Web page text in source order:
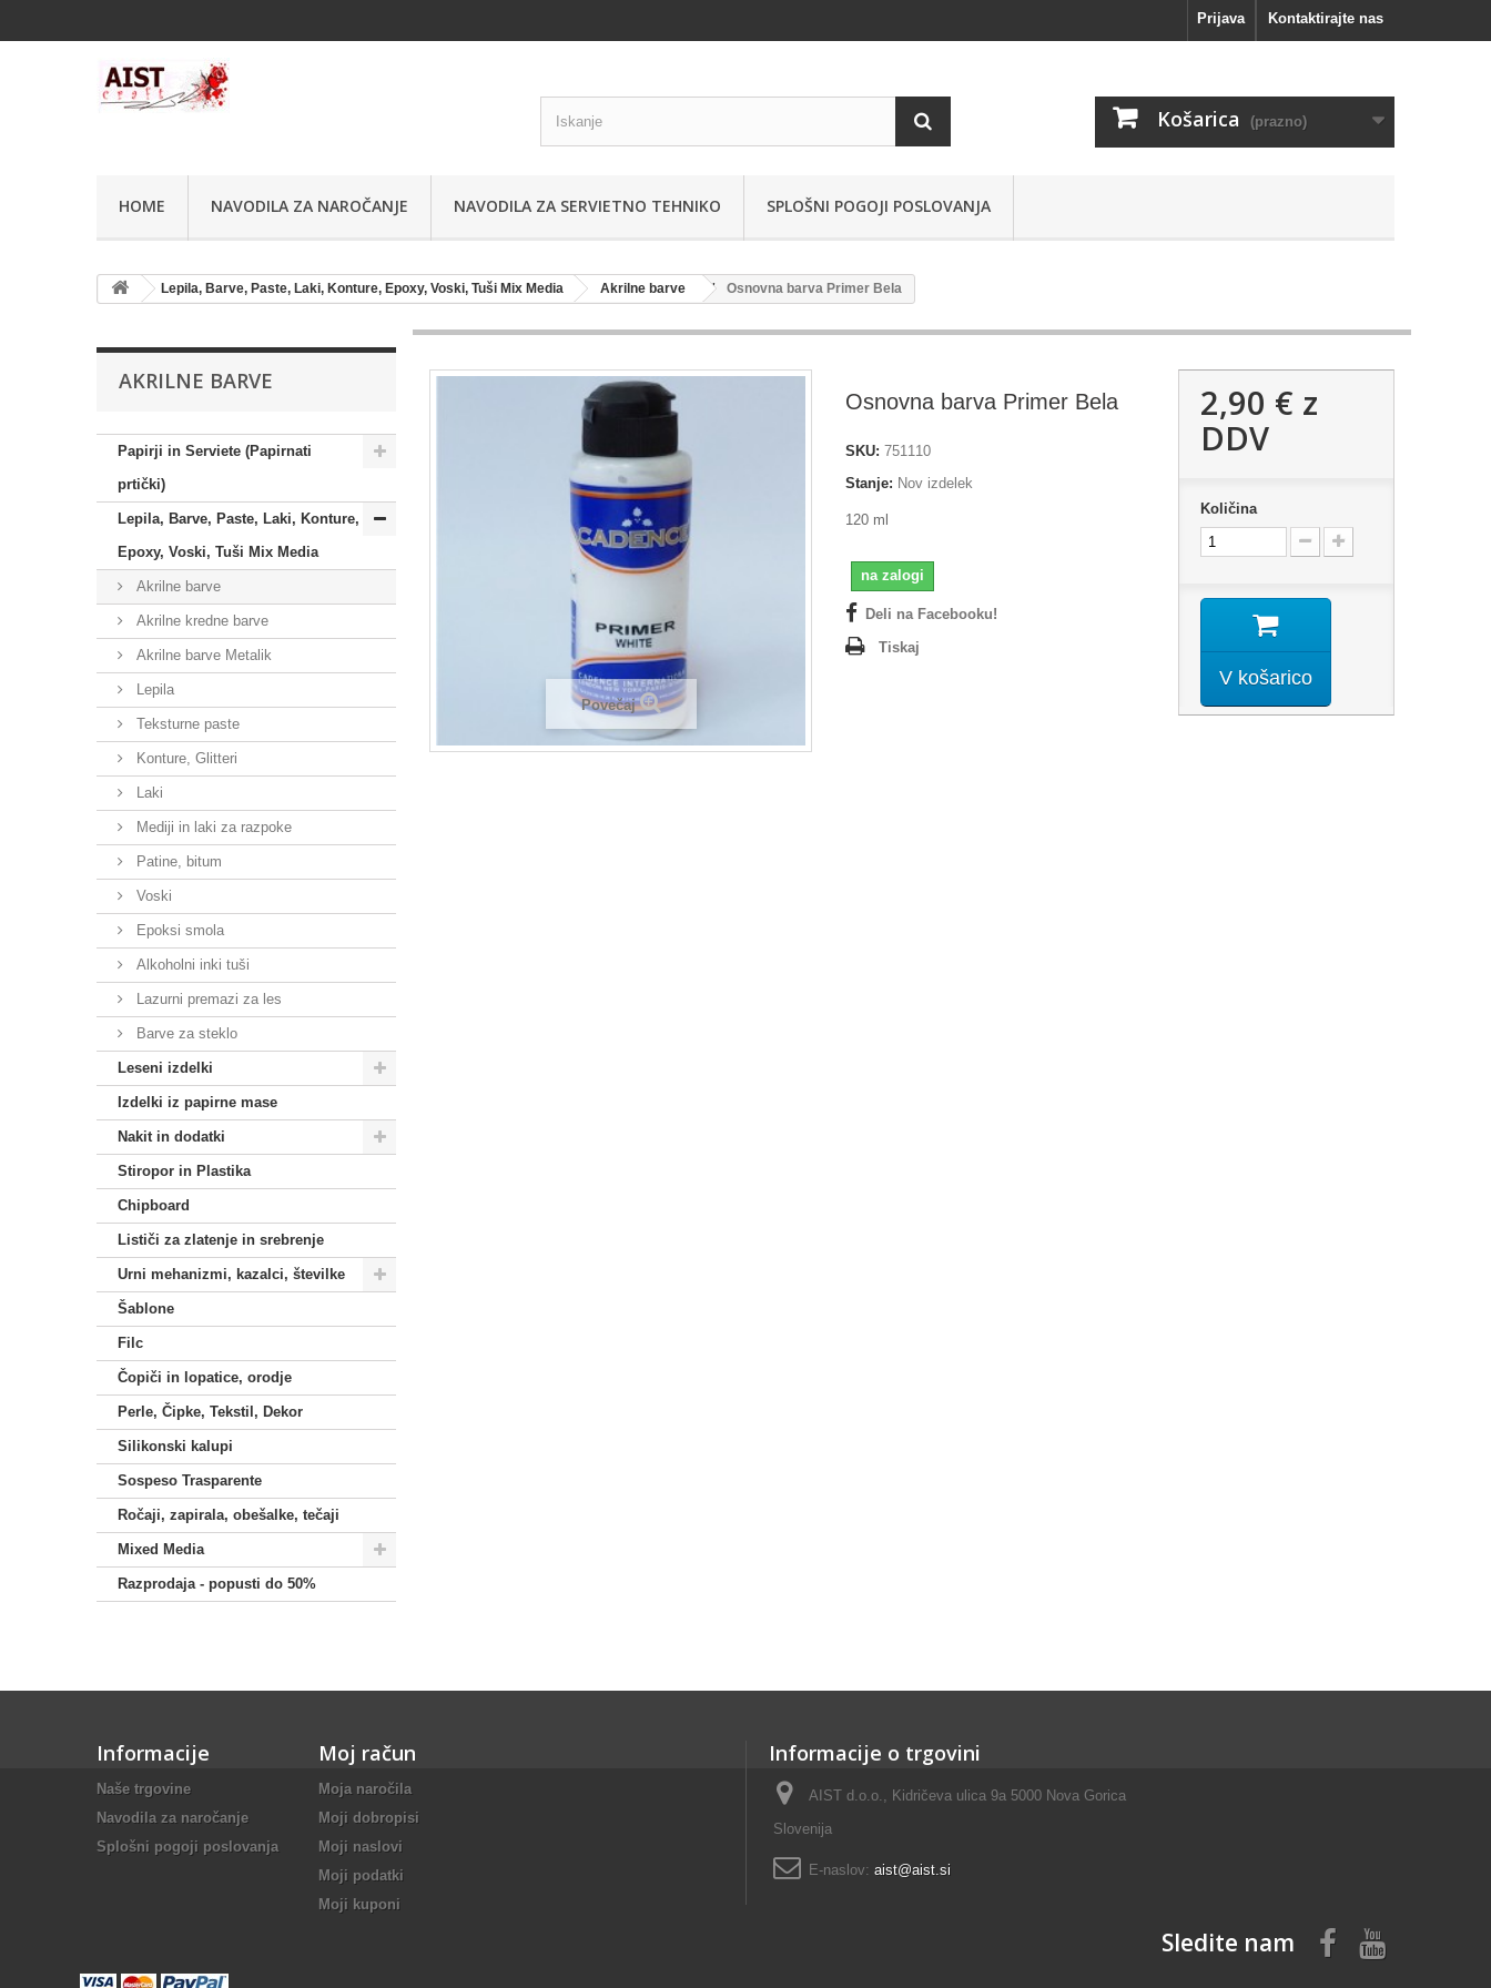
Kontaktirajte nas
Prijava
Košarica (prazno)
HOME NAVODILA ZA NAROČANJE NAVODILA ZA SERVIETNO TEHNIKO SPLOŠNI POGOJI POSLOVANJA
Lepila, Barve, Paste, Laki, Konture, Epoxy, Voski, Tuši Mix Media Akrilne barve Osnovna barva Primer Bela
AKRILNE BARVE
Papirji in Serviete (Papirnati
prtički)
Lepila, Barve, Paste, Laki, Konture,
Epoxy, Voski, Tuši Mix Media
Akrilne barve
Akrilne kredne barve
Akrilne barve Metalik
Lepila
Teksturne paste
Konture, Glitteri
Laki
Mediji in laki za razpoke
Patine, bitum
Voski
Epoksi smola
Alkoholni inki tuši
Lazurni premazi za les
Barve za steklo
Leseni izdelki
Izdelki iz papirne mase
Nakit in dodatki
Stiropor in Plastika
Chipboard
Lističi za zlatenje in srebrenje
Urni mehanizmi, kazalci, številke
Šablone
Filc
Čopiči in lopatice, orodje
Perle, Čipke, Tekstil, Dekor
Silikonski kalupi
Sospeso Trasparente
Ročaji, zapirala, obešalke, tečaji
Mixed Media
Razprodaja - popusti do 50%
Povečaj
Osnovna barva Primer Bela
SKU: 751110
Stanje: Nov izdelek
120 ml
na zalogi
Deli na Facebooku!
Tiskaj
2,90 € z
DDV
Količina
V košarico
Informacije
Naše trgovine
Navodila za naročanje
Splošni pogoji poslovanja
Moj račun
Moja naročila
Moji dobropisi
Moji naslovi
Moji podatki
Moji kuponi
Informacije o trgovini
AIST d.o.o., Kidričeva ulica 9a 5000 Nova Gorica
Slovenija
E-naslov: aist@aist.si
Sledite nam